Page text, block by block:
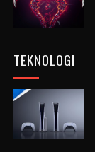
TEKNOLOGI